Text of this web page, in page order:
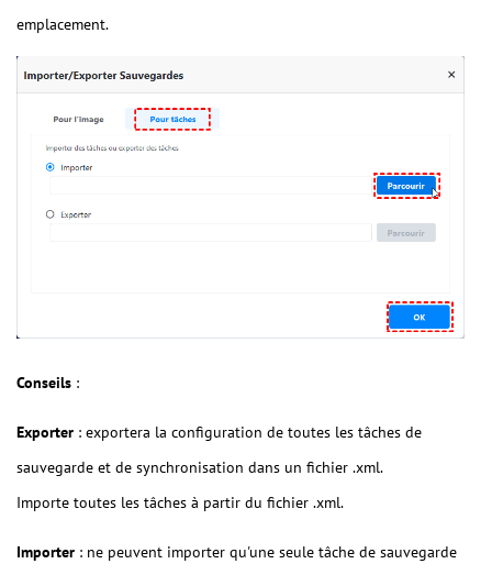
emplacement.
Conseils :
Exporter : exportera la configuration de toutes les tâches de
sauvegarde et de synchronisation dans un fichier .xml.
Importe toutes les tâches à partir du fichier .xml.
Importer : ne peuvent importer qu'une seule tâche de sauvegarde